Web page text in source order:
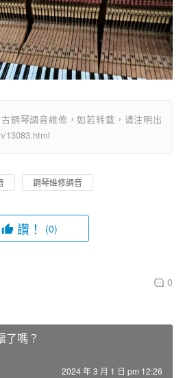
鋼琴調音維修，如若转载，请注明出
13083.html
鋼琴維修調音
讚！ (0)
0
了嗎？
2024 年 3 月 1 日 pm 12:26